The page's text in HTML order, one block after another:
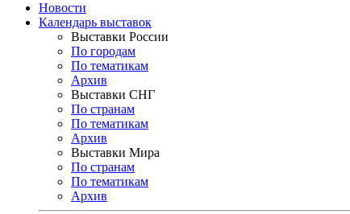
Новости
Календарь выставок
Выставки России
По городам
По тематикам
Архив
Выставки СНГ
По странам
По тематикам
Архив
Выставки Мира
По странам
По тематикам
Архив